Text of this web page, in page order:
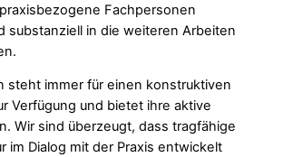
Fachpersonen
substanziell in die weiteren Arbeiten
steht immer für einen konstruktiven
Verfügung und bietet ihre aktive
Wir sind überzeugt, dass tragfähige
im Dialog mit der Praxis entwickelt